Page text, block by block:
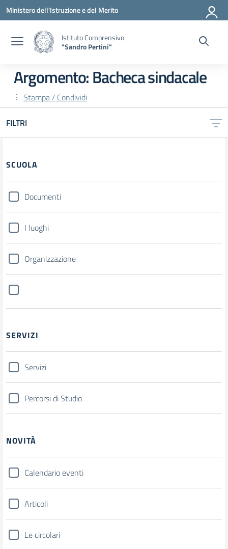
Vai ai contenuti
Vai al menu di navigazione
Vai al footer
Ministero dell'Istruzione e del Merito
Istituto Comprensivo
"Sandro Pertini"
Argomento: Bacheca sindacale
Stampa / Condividi
FILTRI
SCUOLA
Documenti
I luoghi
Organizzazione
SERVIZI
Servizi
Percorsi di Studio
NOVITÀ
Calendario eventi
Articoli
Le circolari